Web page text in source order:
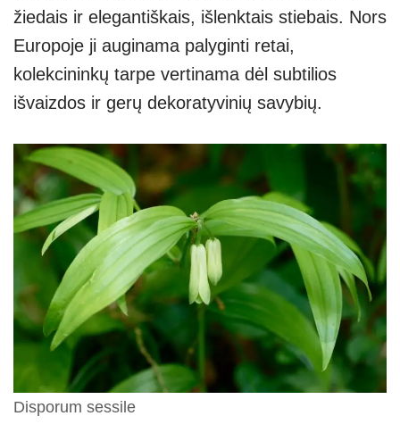
žiedais ir elegantiškais, išlenktais stiebais. Nors
Europoje ji auginama palyginti retai,
kolekcininkų tarpe vertinama dėl subtilios
išvaizdos ir gerų dekoratyvinių savybių.
Disporum sessile